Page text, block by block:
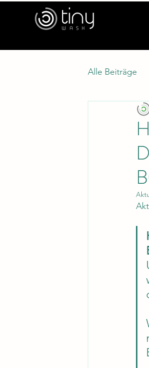
Alle Beiträge